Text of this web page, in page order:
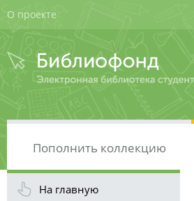
О проекте
Пополнить коллекцию
На главную